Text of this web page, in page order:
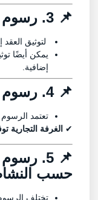
📌 3. رسوم توثيق عقد التأسيس
لتوثيق العقد
يمكن أيضًا
إضافية.
📌 4. رسوم اشتراك الغرفة التجارية
تعتمد الرسوم
✔الغرفة التجارية
📌 5.
حسب
تختلف